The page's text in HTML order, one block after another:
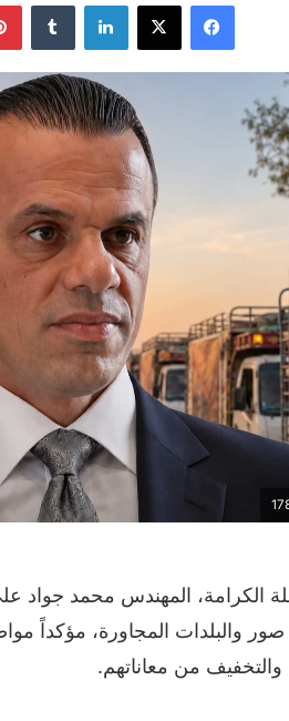
فيسبوك ‫X لينكدإن
المهندس محمد جواد علي
والبلدات المجاورة، مؤكداً
والتخفيف من معاناتهم.